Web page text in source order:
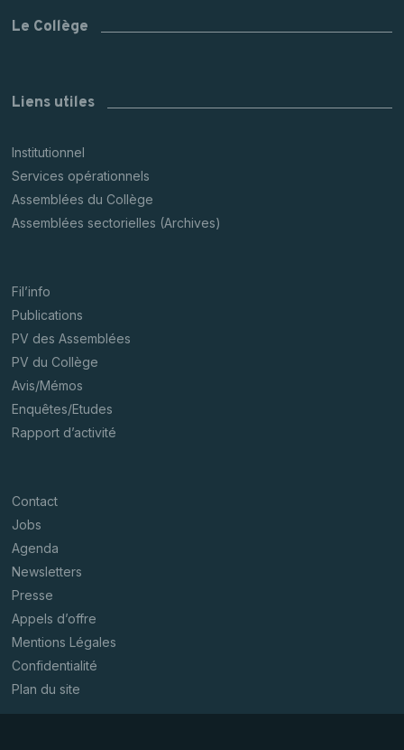
Le Collège
Liens utiles
Institutionnel
Services opérationnels
Assemblées du Collège
Assemblées sectorielles (Archives)
Fil’info
Publications
PV des Assemblées
PV du Collège
Avis/Mémos
Enquêtes/Etudes
Rapport d’activité
Contact
Jobs
Agenda
Newsletters
Presse
Appels d’offre
Mentions Légales
Confidentialité
Plan du site